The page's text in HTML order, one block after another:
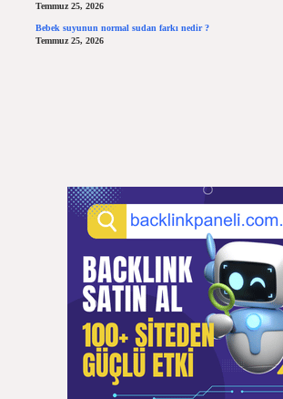
Temmuz 25, 2026
Bebek suyunun normal sudan farkı nedir ?
Temmuz 25, 2026